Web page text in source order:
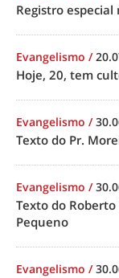
Registro
Evangelismo /
Hoje, 20, tem
Evangelismo /
Texto do Pr.
Evangelismo /
Texto do Roberto
Pequeno
Evangelismo /